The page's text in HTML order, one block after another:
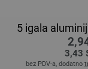
5 igala
3,43
bez PDV-a, dodatno